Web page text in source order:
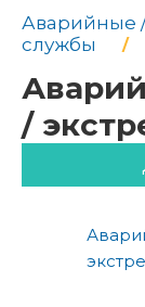
Аварийные
службы
/